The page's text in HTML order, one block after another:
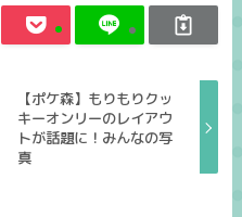
【ポケ森】もりもりクッ
キーオンリーのレイアウ
トが話題に！みんなの写
真